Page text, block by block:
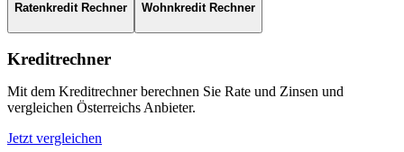
Ratenkredit Rechner Wohnkredit Rechner
Kreditrechner
Mit dem Kreditrechner berechnen Sie Rate und Zinsen und
vergleichen Österreichs Anbieter.
Jetzt vergleichen